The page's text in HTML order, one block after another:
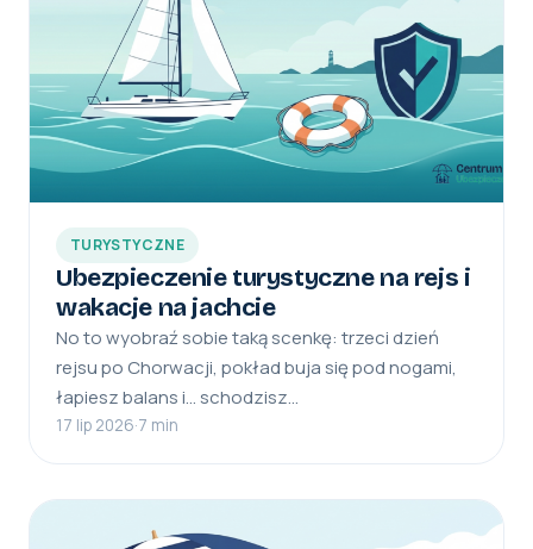
TURYSTYCZNE
Ubezpieczenie turystyczne na rejs i
wakacje na jachcie
No to wyobraź sobie taką scenkę: trzeci dzień
rejsu po Chorwacji, pokład buja się pod nogami,
łapiesz balans i… schodzisz…
17 lip 2026·7 min